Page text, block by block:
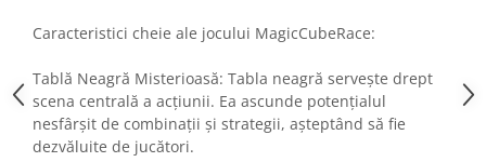
Genti si accesorii femei
Imbracaminte barbati
Imbracaminte femei
Imbracaminte si Incaltaminte copii
Incaltaminte barbati
Caracteristici cheie ale jocului MagicCubeRace:
Tablă Neagră Misterioasă: Tabla neagră servește drept
scena centrală a acțiunii. Ea ascunde potențialul
nesfârșit de combinații și strategii, așteptând să fie
dezvăluite de jucători.